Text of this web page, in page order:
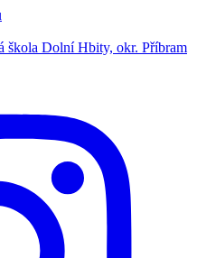
škola Dolní Hbity, okr. Příbram